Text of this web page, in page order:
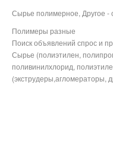
Сырье полимерное, Другое -
Полимеры разные
Поиск объявлений спрос и
Сырье (полиэтилен,
поливинилхлорид,
(экструдеры,агломераторы,